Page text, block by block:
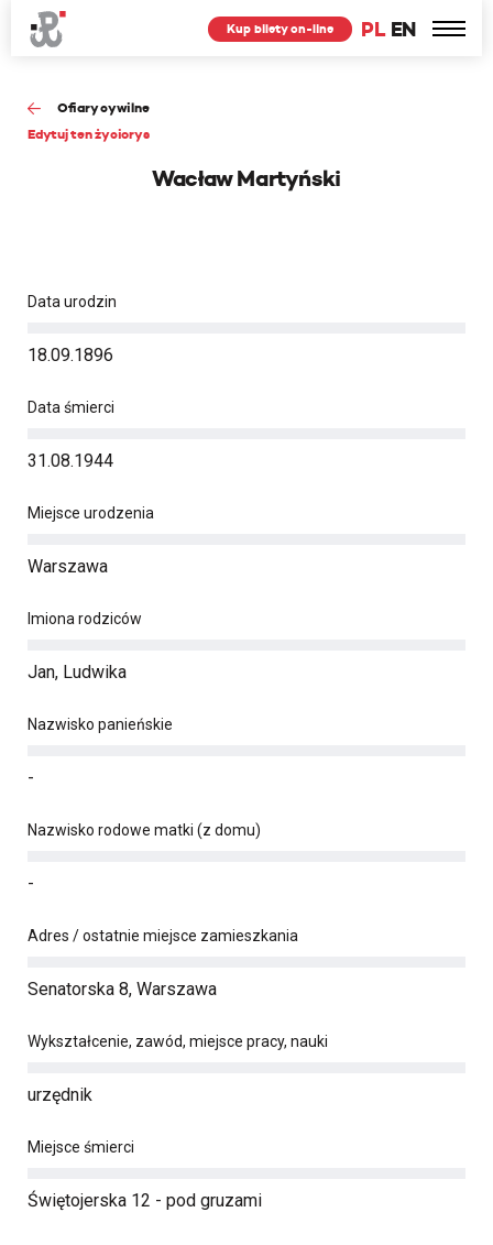
PL EN
Kup bilety on-line
Ofiary cywilne
Edytuj ten życiorys
Wacław Martyński
Data urodzin
18.09.1896
Data śmierci
31.08.1944
Miejsce urodzenia
Warszawa
Imiona rodziców
Jan, Ludwika
Nazwisko panieńskie
-
Nazwisko rodowe matki (z domu)
-
Adres / ostatnie miejsce zamieszkania
Senatorska 8, Warszawa
Wykształcenie, zawód, miejsce pracy, nauki
urzędnik
Miejsce śmierci
Świętojerska 12 - pod gruzami